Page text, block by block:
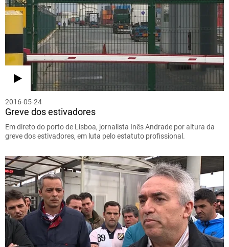
2016-05-24
Greve dos estivadores
Em direto do porto de Lisboa, jornalista Inês Andrade por altura da
greve dos estivadores, em luta pelo estatuto profissional.